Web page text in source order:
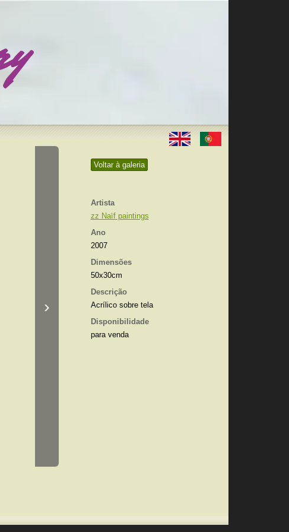
Voltar à galeria
Artista
zz Naïf paintings
Ano
2007
Dimensões
50x30cm
Descrição
Acrílico sobre tela
Disponibilidade
para venda
›